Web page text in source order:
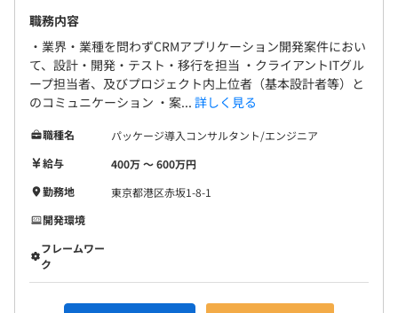
職務内容
・業界・業種を問わずCRMアプリケーション開発案件におい
て、設計・開発・テスト・移行を担当 ・クライアントITグル
ープ担当者、及びプロジェクト内上位者（基本設計者等）と
のコミュニケーション ・案... 詳しく見る
職種名
パッケージ導入コンサルタント/エンジニア
給与
400万 〜 600万円
勤務地
東京都港区赤坂1-8-1
開発環境
フレームワー
ク